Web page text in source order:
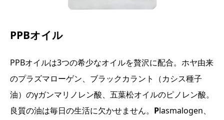
PPBオイル
PPBオイルは3つの希少なオイルを贅沢に配合。ホヤ由来
のプラズマローゲン、ブラックカラント（カシス種子
油）のγガンマリノレン酸、五葉松オイルのピノレン酸。
良質の油は毎日の生活に欠かせません。 Plasmalogen、